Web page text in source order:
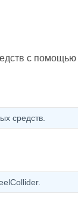
с
средств.